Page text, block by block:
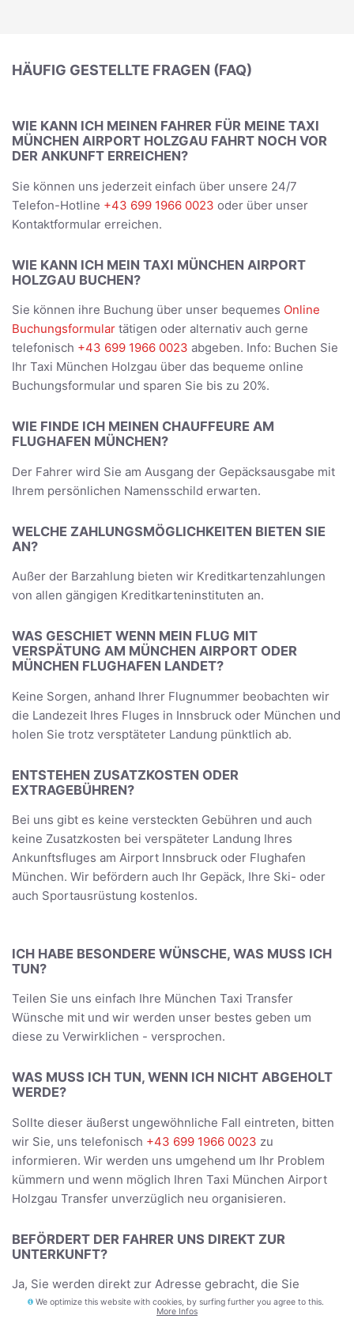
HÄUFIG GESTELLTE FRAGEN (FAQ)
WIE KANN ICH MEINEN FAHRER FÜR MEINE TAXI
MÜNCHEN AIRPORT HOLZGAU FAHRT NOCH VOR
DER ANKUNFT ERREICHEN?
Sie können uns jederzeit einfach über unsere 24/7
Telefon-Hotline +43 699 1966 0023 oder über unser
Kontaktformular erreichen.
WIE KANN ICH MEIN TAXI MÜNCHEN AIRPORT
HOLZGAU BUCHEN?
Sie können ihre Buchung über unser bequemes Online
Buchungsformular tätigen oder alternativ auch gerne
telefonisch +43 699 1966 0023 abgeben. Info: Buchen Sie
Ihr Taxi München Holzgau über das bequeme online
Buchungsformular und sparen Sie bis zu 20%.
WIE FINDE ICH MEINEN CHAUFFEURE AM
FLUGHAFEN MÜNCHEN?
Der Fahrer wird Sie am Ausgang der Gepäcksausgabe mit
Ihrem persönlichen Namensschild erwarten.
WELCHE ZAHLUNGSMÖGLICHKEITEN BIETEN SIE
AN?
Außer der Barzahlung bieten wir Kreditkartenzahlungen
von allen gängigen Kreditkarteninstituten an.
WAS GESCHIET WENN MEIN FLUG MIT
VERSPÄTUNG AM MÜNCHEN AIRPORT ODER
MÜNCHEN FLUGHAFEN LANDET?
Keine Sorgen, anhand Ihrer Flugnummer beobachten wir
die Landezeit Ihres Fluges in Innsbruck oder München und
holen Sie trotz versptäteter Landung pünktlich ab.
ENTSTEHEN ZUSATZKOSTEN ODER
EXTRAGEBÜHREN?
Bei uns gibt es keine versteckten Gebühren und auch
keine Zusatzkosten bei verspäteter Landung Ihres
Ankunftsfluges am Airport Innsbruck oder Flughafen
München. Wir befördern auch Ihr Gepäck, Ihre Ski- oder
auch Sportausrüstung kostenlos.
ICH HABE BESONDERE WÜNSCHE, WAS MUSS ICH
TUN?
Teilen Sie uns einfach Ihre München Taxi Transfer
Wünsche mit und wir werden unser bestes geben um
diese zu Verwirklichen - versprochen.
WAS MUSS ICH TUN, WENN ICH NICHT ABGEHOLT
WERDE?
Sollte dieser äußerst ungewöhnliche Fall eintreten, bitten
wir Sie, uns telefonisch +43 699 1966 0023 zu
informieren. Wir werden uns umgehend um Ihr Problem
kümmern und wenn möglich Ihren Taxi München Airport
Holzgau Transfer unverzüglich neu organisieren.
BEFÖRDERT DER FAHRER UNS DIREKT ZUR
UNTERKUNFT?
Ja, Sie werden direkt zur Adresse gebracht, die Sie
während der Buchung angegeben haben - und bei der
We optimize this website with cookies, by surfing further you agree to this.
More Infos